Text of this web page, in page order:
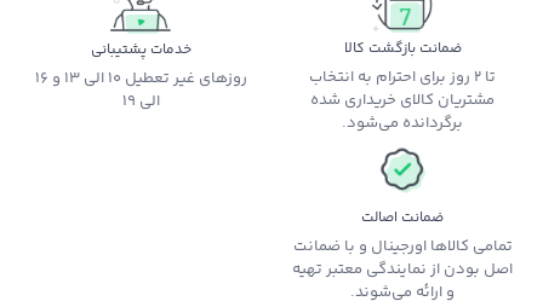
ضمانت بازگشت کالا
تا 2 روز برای احترام به انتخاب
مشتریان کالای خریداری شده
برگردانده می‌شود.
خدمات پشتیبانی
روزهای غیر تعطیل 10 الی 13 و 16
الی 19
ضمانت اصالت
تمامی کالاها اورجینال و با ضمانت
اصل بودن از نمایندگی معتبر تهیه
و ارائه می‌شوند.